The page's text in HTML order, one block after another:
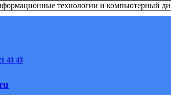
технологии и компьютерный
43 43